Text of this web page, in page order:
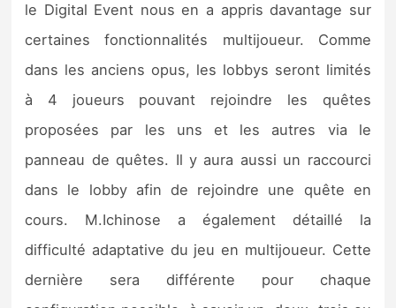
le Digital Event nous en a appris davantage sur
certaines fonctionnalités multijoueur. Comme
dans les anciens opus, les lobbys seront limités
à 4 joueurs pouvant rejoindre les quêtes
proposées par les uns et les autres via le
panneau de quêtes. Il y aura aussi un raccourci
dans le lobby afin de rejoindre une quête en
cours. M.Ichinose a également détaillé la
difficulté adaptative du jeu en multijoueur. Cette
dernière sera différente pour chaque